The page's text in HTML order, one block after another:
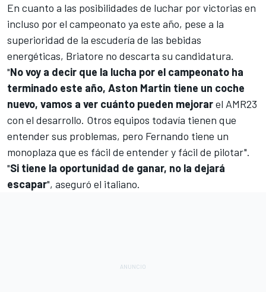
En cuanto a las posibilidades de luchar por victorias en
incluso porel campeonato ya este año, pese a la
superioridad de la escudería de las bebidas
energéticas, Briatore no descarta su candidatura.
"No voy a decir que la lucha por el campeonato ha
terminado este año, Aston Martin tiene un coche
nuevo, vamos a ver cuánto pueden mejorarel AMR23
con el desarrollo. Otros equipos todavía tienen que
entender sus problemas, pero Fernando tiene un
monoplaza que es fácil de entender y fácil de pilotar".
"Si tiene la oportunidad de ganar, no la dejará
escapar", aseguró el italiano.